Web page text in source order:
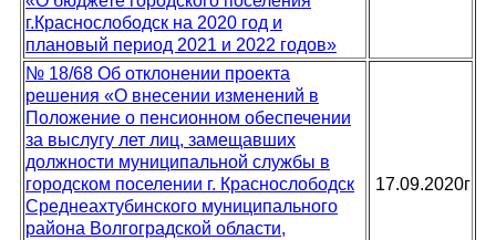
г.Краснослободск на 2020 год и
плановый период 2021 и 2022 годов»
№ 18/68 Об отклонении проекта
решения «О внесении изменений в
Положение о пенсионном обеспечении
за выслугу лет лиц, замещавших
должности муниципальной службы в
городском поселении г. Краснослободск
Среднеахтубинского муниципального
района Волгоградской области,
17.09.2020г